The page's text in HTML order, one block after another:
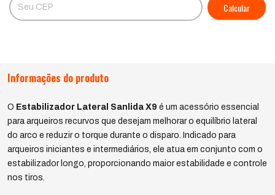
Calcular
Informações do produto
O Estabilizador Lateral Sanlida X9 é um acessório essencial
para arqueiros recurvos que desejam melhorar o equilíbrio lateral
do arco e reduzir o torque durante o disparo. Indicado para
arqueiros iniciantes e intermediários, ele atua em conjunto com o
estabilizador longo, proporcionando maior estabilidade e controle
nos tiros.